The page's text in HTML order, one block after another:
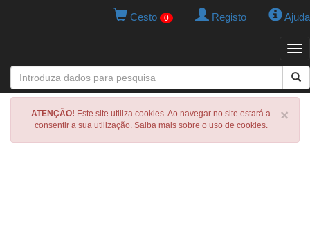
Cesto 0 Registo Ajuda
×
ATENÇÃO! Este site utiliza cookies. Ao navegar no site estará a
consentir a sua utilização. Saiba mais sobre o uso de cookies.